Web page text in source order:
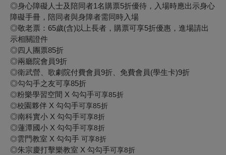
◎身心障礙人士及陪同者1名購票5折優待，入場時應出示身心
障礙手冊，陪同者與身障者需同時入場
◎敬老票：65歲(含)以上長者，購票可享5折優惠，進場請出
示相關證件
◎四人團票85折
◎兩廳院會員9折
◎衛武營、歌劇院付費會員9折、免費會員(學生卡)9折
◎勾勾手之友可享85折
◎粉樂學習空間 X 勾勾手可享85折
◎校園夥伴 X 勾勾手可享85折
◎南科實小 X 勾勾手可享8折
◎蓮潭國小 X 勾勾手可享8折
◎雲門教室 X 勾勾手 可享8折
◎朱宗慶打擊樂教室 X 勾勾手可享8折